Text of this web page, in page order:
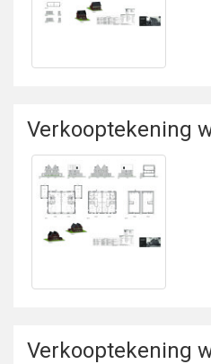
Verkooptekening
woningtype Wilg
Verkooptekening
Bekijken
Verkooptekening
woningtype Ees
Verkooptekening